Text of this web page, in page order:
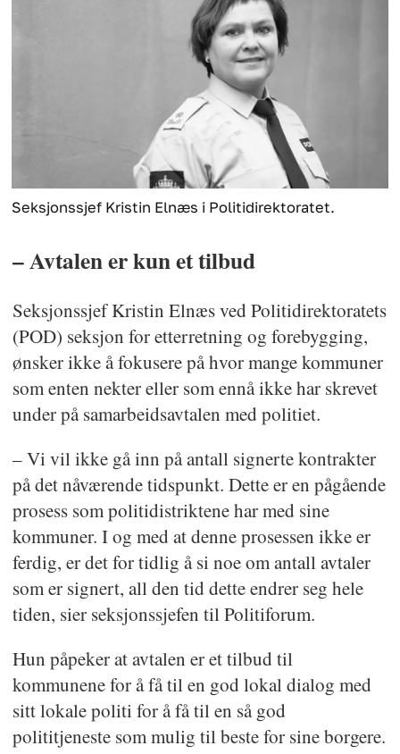
Seksjonssjef Kristin Elnæs i Politidirektoratet.
– Avtalen er kun et tilbud
Seksjonssjef Kristin Elnæs ved Politidirektoratets
(POD) seksjon for etterretning og forebygging,
ønsker ikke å fokusere på hvor mange kommuner
som enten nekter eller som ennå ikke har skrevet
under på samarbeidsavtalen med politiet.
– Vi vil ikke gå inn på antall signerte kontrakter
på det nåværende tidspunkt. Dette er en pågående
prosess som politidistriktene har med sine
kommuner. I og med at denne prosessen ikke er
ferdig, er det for tidlig å si noe om antall avtaler
som er signert, all den tid dette endrer seg hele
tiden, sier seksjonssjefen til Politiforum.
Hun påpeker at avtalen er et tilbud til
kommunene for å få til en god lokal dialog med
sitt lokale politi for å få til en så god
polititjeneste som mulig til beste for sine borgere.